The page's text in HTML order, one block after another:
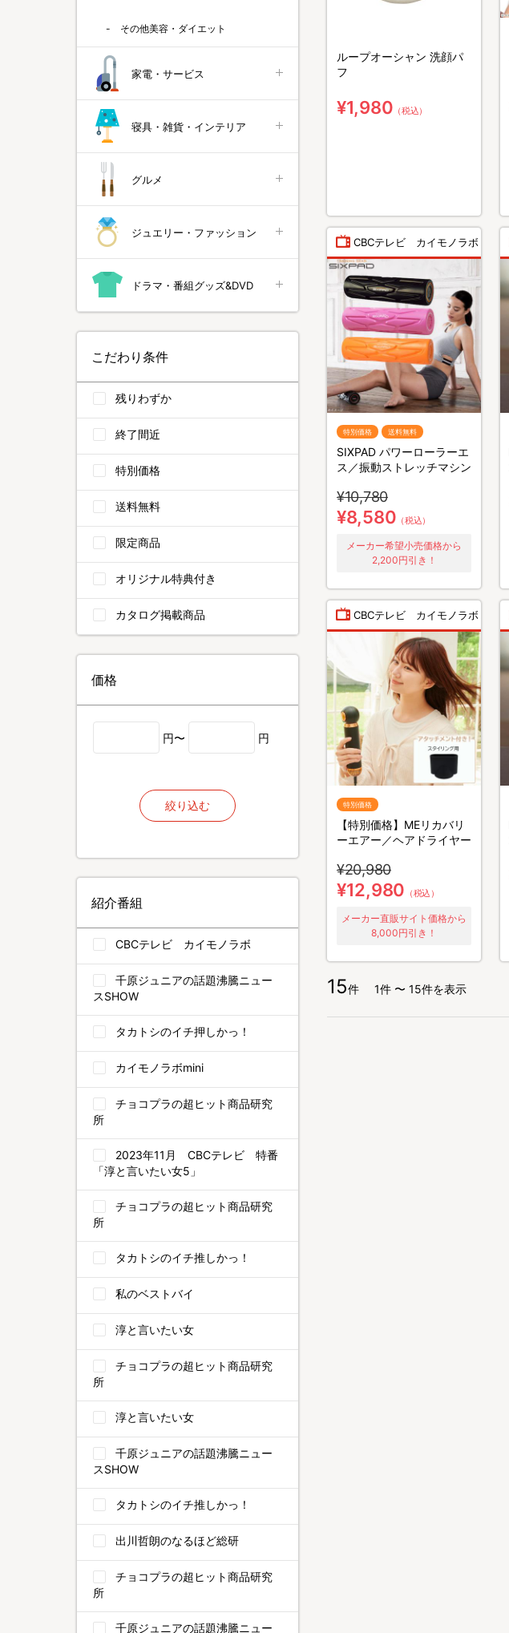
ループオーシャン 洗顔パ
フ
¥1,980 （税込）
CBCテレビ カイモノラボ
特別価格 送料無料
SIXPAD パワーローラーエ
ス／振動ストレッチマシン
¥10,780
¥8,580 （税込）
メーカー希望小売価格から
2,200円引き！
CBCテレビ カイモノラボ
特別価格
【特別価格】MEリカバリ
ーエアー／ヘアドライヤー
¥20,980
¥12,980 （税込）
メーカー直販サイト価格から
8,000円引き！
15件 1件 〜 15件を表示
その他美容・ダイエット
家電・サービス
寝具・雑貨・インテリア
グルメ
ジュエリー・ファッション
ドラマ・番組グッズ&DVD
こだわり条件
残りわずか
終了間近
特別価格
送料無料
限定商品
オリジナル特典付き
カタログ掲載商品
価格
円〜 円
絞り込む
紹介番組
CBCテレビ カイモノラボ
千原ジュニアの話題沸騰ニュー
スSHOW
タカトシのイチ押しかっ！
カイモノラボmini
チョコプラの超ヒット商品研究
所
2023年11月 CBCテレビ 特番
「淳と言いたい女5」
チョコプラの超ヒット商品研究
所
タカトシのイチ推しかっ！
私のベストバイ
淳と言いたい女
チョコプラの超ヒット商品研究
所
淳と言いたい女
千原ジュニアの話題沸騰ニュー
スSHOW
タカトシのイチ推しかっ！
出川哲朗のなるほど総研
チョコプラの超ヒット商品研究
所
千原ジュニアの話題沸騰ニュー